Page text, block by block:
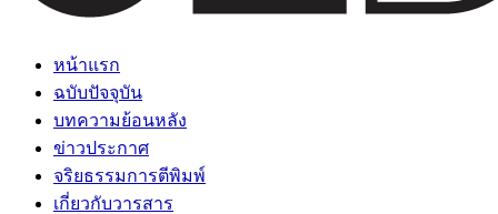
หน้าแรก
ฉบับปัจจุบัน
บทความย้อนหลัง
ข่าวประกาศ
จริยธรรมการตีพิมพ์
เกี่ยวกับวารสาร